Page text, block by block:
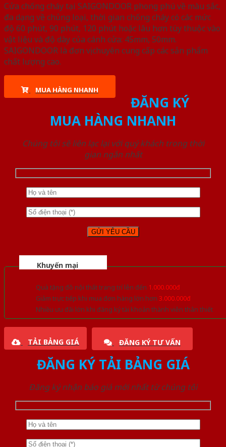
Cửa chống cháy tại SAIGONDOOR phong phú về màu sắc,
đa dạng về chủng loại, thời gian chống cháy có các mức
độ 60 phút, 90 phút, 120 phút hoặc lâu hơn tùy thuộc vào
vật liệu và độ dày của cánh cửa: 45mm, 50mm.
SAIGONDOOR là đơn vị chuyên cung cấp các sản phẩm
chất lượng cao.
MUA HÀNG NHANH
ĐĂNG KÝ
MUA HÀNG NHANH
Chúng tôi sẽ liên lạc lại với quý khách trong thời
gian ngắn nhất
Khuyến mại
Quà tặng đồ nội thất trang trí lên đến 1.000.000đ
Giảm trực tiếp khi mua đơn hàng lớn hơn 3.000.000đ
Nhiều ưu đãi lớn khi đăng ký tài khoản thành viên thân thiết
TẢI BẢNG GIÁ ĐĂNG KÝ TƯ VẤN
ĐĂNG KÝ TẢI BẢNG GIÁ
Đăng ký nhận báo giá mới nhất từ chúng tôi